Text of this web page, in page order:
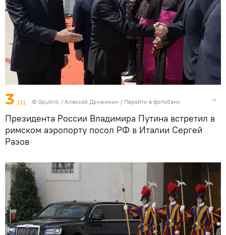
3 /11 © Sputnik / Алексей Дружинин / Перейти в фотобанк
Президента России Владимира Путина встретил в
римском аэропорту посол РФ в Италии Сергей
Разов